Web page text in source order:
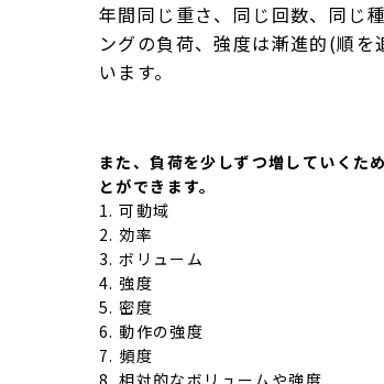
年間同じ重さ、同じ回数、同じ
ングの負荷、強度は漸進的(順
います。
また、負荷を少しずつ増していくた
とができます。
可動域
効率
ボリューム
強度
密度
動作の強度
頻度
相対的なボリュームや強度